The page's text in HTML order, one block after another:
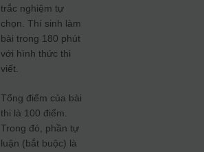
trắc nghiệm tự
chọn. Thí sinh làm
bài trong 180 phút
với hình thức thi
viết.
Tổng điểm của bài
thi là 100 điểm.
Trong đó, phần tự
luận (bắt buộc) là